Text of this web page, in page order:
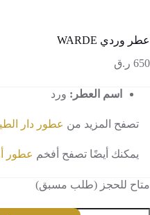
عطر وردي WARDE
650 ر.ق
اسم العطر: ورد
تصفح المزيد من عطور دار
يمكنك أيضًا تصفح أفخم عطور
متاح للحجز (طلب مسبق)